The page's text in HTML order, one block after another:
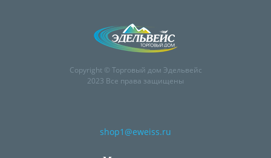
Copyright © Торговый дом Эдельвейс
2023 Все права защищены
shop1@eweiss.ru